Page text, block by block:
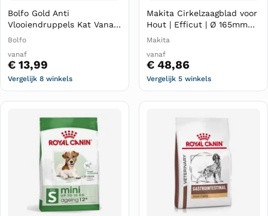
Bolfo Gold Anti
Vlooiendruppels Kat Vanaf
1 kg 2 pipetten
Bolfo
vanaf
€ 13,99
Vergelijk 8 winkels
Makita Cirkelzaagblad voor
Hout | Efficut | Ø 165mm
Asgat 20mm 56T - B-57336
Makita
vanaf
€ 48,86
Vergelijk 5 winkels